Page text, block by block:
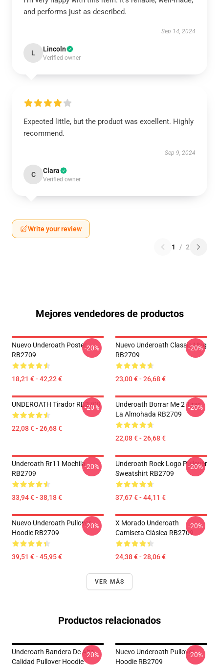
and performs just as described.
Sep 14, 2024
L Lincoln
Verified owner
Expected little, but the product was excellent. Highly
recommend.
Sep 9, 2024
C Clara
Verified owner
Write your review
1 / 2
Mejores vendedores de productos
Nuevo Underoath Poster
RB2709
18,21 € - 42,22 €
-20%
Nuevo Underoath Classic Mug
RB2709
23,00 € - 26,68 €
-20%
UNDEROATH Tirador RB2709
22,08 € - 26,68 €
-20%
Underoath Borrar Me 2 Tirar
La Almohada RB2709
22,08 € - 26,68 €
-20%
Underoath Rr11 Mochila
RB2709
33,94 € - 38,18 €
-20%
Underoath Rock Logo Pullover
Sweatshirt RB2709
37,67 € - 44,11 €
-20%
Nuevo Underoath Pullover
Hoodie RB2709
39,51 € - 45,95 €
-20%
X Morado Underoath
Camiseta Clásica RB2709
24,38 € - 28,06 €
-20%
VER MÁS
Productos relacionados
Underoath Bandera De Alta
Calidad Pullover Hoodie
-20%
Nuevo Underoath Pullover
Hoodie RB2709
-20%